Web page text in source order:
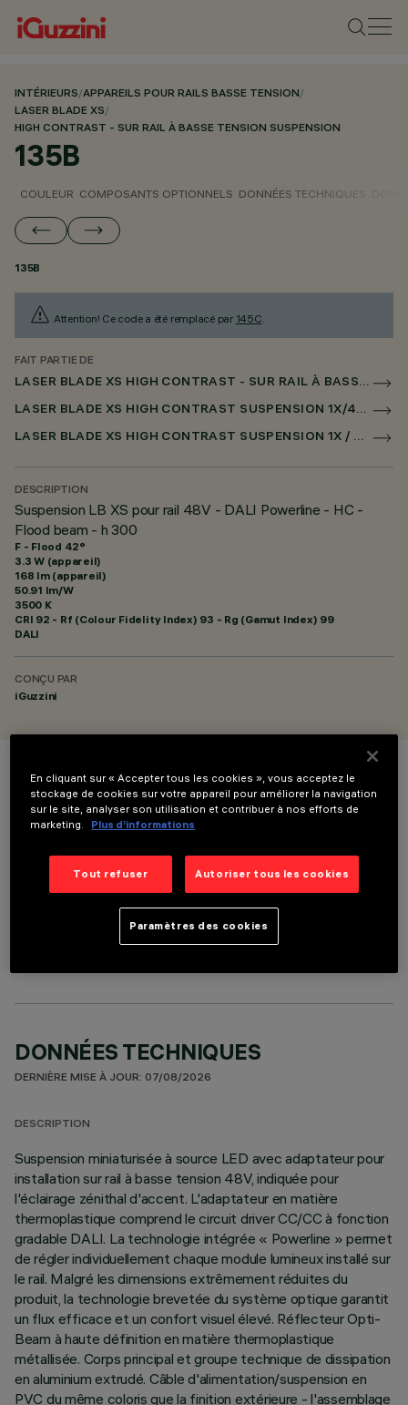
INTÉRIEURS/APPAREILS POUR RAILS BASSE TENSION/
LASER BLADE XS/
HIGH CONTRAST - SUR RAIL À BASSE TENSION SUSPENSION
135B
COULEUR COMPOSANTS OPTIONNELS DONNÉES TECHNIQUES
135B
Attention! Ce code a été remplacé par 145C.
FAIT PARTIE DE
LASER BLADE XS HIGH CONTRAST - SUR RAIL À BASSE TENSION SUSPENSION
LASER BLADE XS HIGH CONTRAST SUSPENSION 1X/4X/9X SUR RAIL LOW VOLTAGE DALI POWERLINE
LASER BLADE XS HIGH CONTRAST SUSPENSION 1X / 4X / 9X POUR SUPERRAIL DALI POWERLINE
DESCRIPTION
Suspension LB XS pour rail 48V - DALI Powerline - HC -
Flood beam - h 300
F - Flood 42°
3.3 W (appareil)
168 lm (appareil)
50.91 lm/W
3500 K
CRI 92 - Rf (Colour Fidelity Index) 93 - Rg (Gamut Index) 99
DALI
CONÇU PAR
iGuzzini
COULEUR
COMPOSANTS OPTIONNELS
DONNÉES TECHNIQUES
DERNIÈRE MISE À JOUR: 07/08/2026
DESCRIPTION
Suspension miniaturisée à source LED avec adaptateur pour
installation sur rail à basse tension 48V, indiquée pour
l'éclairage zénithal d'accent. L'adaptateur en matière
thermoplastique comprend le circuit driver CC/CC à fonction
gradable DALI. La technologie intégrée « Powerline » permet
de régler individuellement chaque module lumineux installé sur
le rail. Malgré les dimensions extrêmement réduites du
produit, la technologie brevetée du système optique garantit
un flux efficace et un confort visuel élevé. Réflecteur Opti-
Beam à haute définition en matière thermoplastique
métallisée. Corps principal et groupe technique de dissipation
en aluminium extrudé. Câble d'alimentation/suspension en
PVC du même coloris que la finition extérieure - l'assemblage
En cliquant sur « Accepter tous les cookies », vous acceptez le
stockage de cookies sur votre appareil pour améliorer la navigation
sur le site, analyser son utilisation et contribuer à nos efforts de
marketing.
Plus d’informations
Tout refuser Autoriser tous les cookies
Paramètres des cookies